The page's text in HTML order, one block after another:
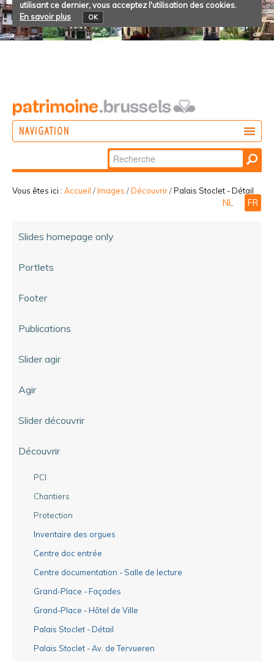
utilisant ce dernier, vous acceptez l'utilisation des cookies.
En savoir plus
OK
NAVIGATION
Chercher par
Recherche
avancée…
Vous êtes ici : Accueil /Images /Découvrir/Palais Stoclet - Détail
NL FR
Slides homepage only
Portlets
Footer
Publications
Slider agir
Agir
Slider découvrir
Découvrir
PCI
Chantiers
Protection
Inventaire des orgues
Centre doc entrée
Centre documentation - Salle de lecture
Grand-Place - Façades
Grand-Place - Hôtel de Ville
Palais Stoclet - Détail
Palais Stoclet - Av. de Tervueren